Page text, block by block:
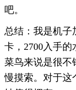
吧。
总结：我是机子
卡，2700入手
菜鸟来说是很不
慢摸索。对于这